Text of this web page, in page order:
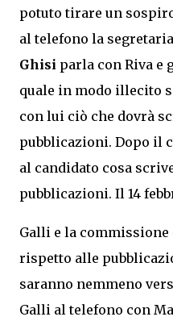
potuto tirare un
al telefono la
Ghisi parla con Riva
quale in modo illecito
con lui ciò che dovrà
pubblicazioni. Dopo il
al candidato cosa
pubblicazioni. Il 14
Galli e la
rispetto alle
saranno nemmeno
Galli al telefono con